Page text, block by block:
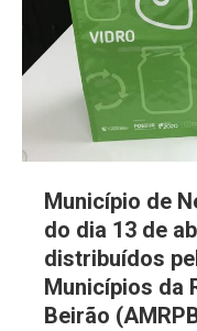
Município de
do dia 13 de
distribuídos
Municípios da
Beirão